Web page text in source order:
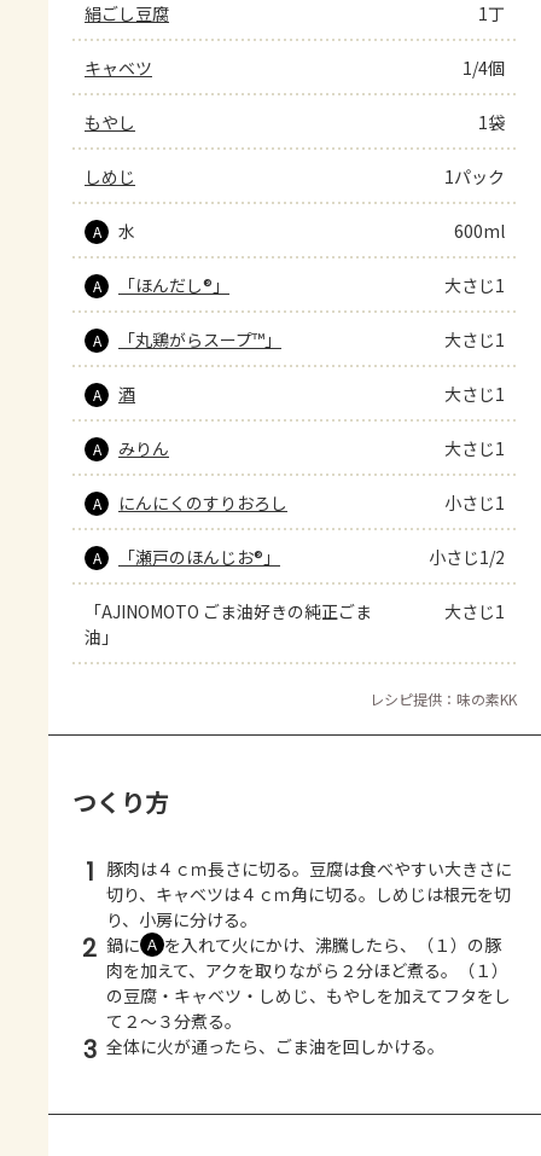
絹ごし豆腐 1丁
キャベツ 1/4個
もやし 1袋
しめじ 1パック
A 水 600ml
A 「ほんだし®」 大さじ1
A 「丸鶏がらスープ™」 大さじ1
A 酒 大さじ1
A みりん 大さじ1
A にんにくのすりおろし 小さじ1
A 「瀬戸のほんじお®」 小さじ1/2
「AJINOMOTO ごま油好きの純正ごま
油」
大さじ1
レシピ提供：味の素KK
つくり方
1 豚肉は４ｃｍ長さに切る。豆腐は食べやすい大きさに
切り、キャベツは４ｃｍ角に切る。しめじは根元を切
り、小房に分ける。
2 鍋に Ａ を入れて火にかけ、沸騰したら、（１）の豚
肉を加えて、アクを取りながら２分ほど煮る。（１）
の豆腐・キャベツ・しめじ、もやしを加えてフタをし
て２～３分煮る。
3 全体に火が通ったら、ごま油を回しかける。